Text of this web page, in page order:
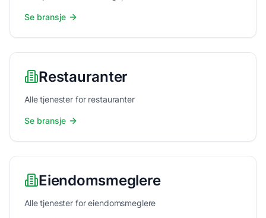
Se bransje
Restauranter
Alle tjenester for restauranter
Se bransje
Eiendomsmeglere
Alle tjenester for eiendomsmeglere